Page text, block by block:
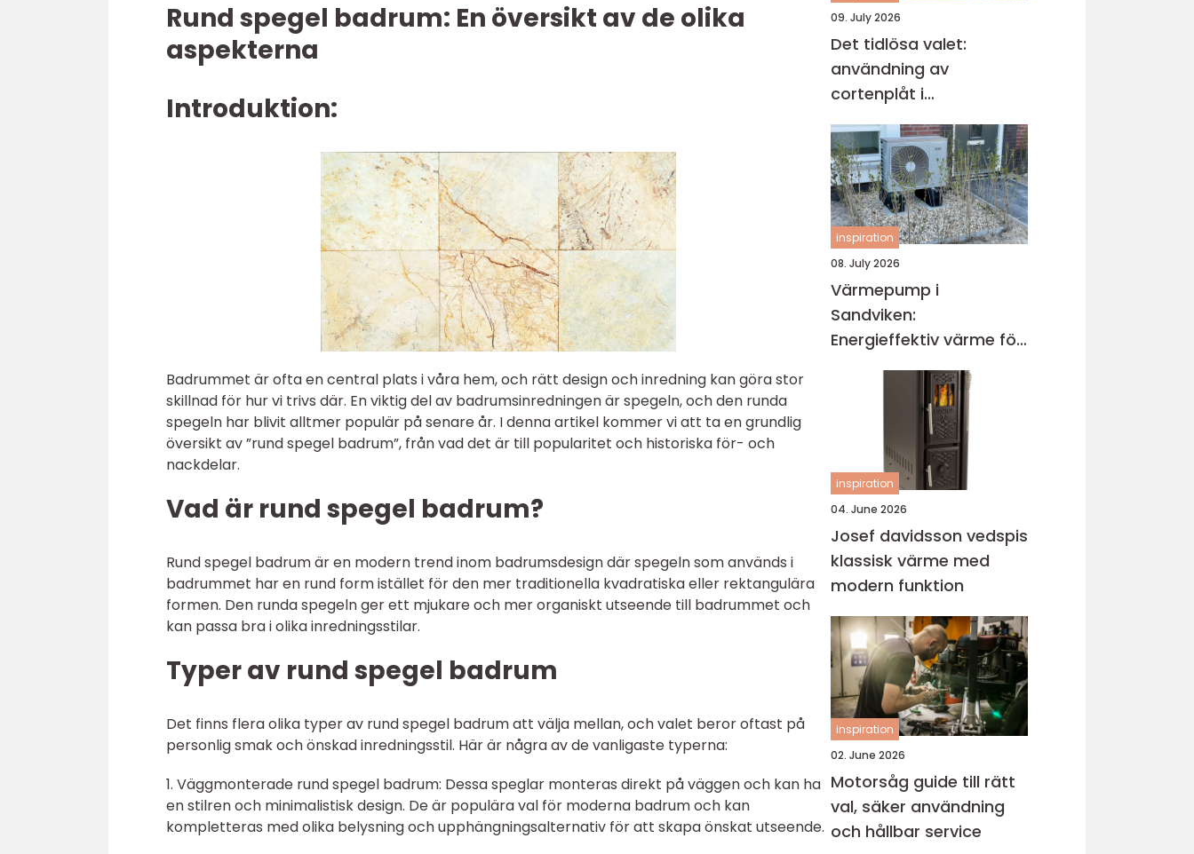
Rund spegel badrum: En översikt av de olika
aspekterna
Introduktion:
Badrummet är ofta en central plats i våra hem, och rätt design och inredning kan göra stor
skillnad för hur vi trivs där. En viktig del av badrumsinredningen är spegeln, och den runda
spegeln har blivit alltmer populär på senare år. I denna artikel kommer vi att ta en grundlig
översikt av ”rund spegel badrum”, från vad det är till popularitet och historiska för- och
nackdelar.
Vad är rund spegel badrum?
Rund spegel badrum är en modern trend inom badrumsdesign där spegeln som används i
badrummet har en rund form istället för den mer traditionella kvadratiska eller rektangulära
formen. Den runda spegeln ger ett mjukare och mer organiskt utseende till badrummet och
kan passa bra i olika inredningsstilar.
Typer av rund spegel badrum
Det finns flera olika typer av rund spegel badrum att välja mellan, och valet beror oftast på
personlig smak och önskad inredningsstil. Här är några av de vanligaste typerna:
1. Väggmonterade rund spegel badrum: Dessa speglar monteras direkt på väggen och kan ha
en stilren och minimalistisk design. De är populära val för moderna badrum och kan
kompletteras med olika belysning och upphängningsalternativ för att skapa önskat utseende.
09. July 2026
Det tidlösa valet:
användning av
cortenplåt i
trädgårdsdesign
inspiration
08. July 2026
Värmepump i
Sandviken:
Energieffektiv värme för
villa och fastighet
inspiration
04. June 2026
Josef davidsson vedspis
klassisk värme med
modern funktion
inspiration
02. June 2026
Motorsåg guide till rätt
val, säker användning
och hållbar service